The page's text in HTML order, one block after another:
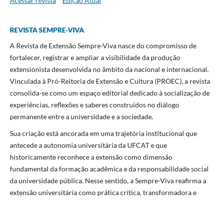
REVISTA SEMPRE-VIVA
A Revista de Extensão Sempre-Viva nasce do compromisso de
fortalecer, registrar e ampliar a visibilidade da produção
extensionista desenvolvida no âmbito da nacional e internacional.
Vinculada à Pró-Reitoria de Extensão e Cultura (PROEC), a revista
consolida-se como um espaço editorial dedicado à socialização de
experiências, reflexões e saberes construídos no diálogo
permanente entre a universidade e a sociedade.
Sua criação está ancorada em uma trajetória institucional que
antecede a autonomia universitária da UFCAT e que
historicamente reconhece a extensão como dimensão
fundamental da formação acadêmica e da responsabilidade social
da universidade pública. Nesse sentido, a Sempre-Viva reafirma a
extensão universitária como prática crítica, transformadora e